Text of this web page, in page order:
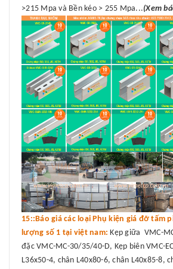
>215 Mpa và Bền kéo > 255 Mpa...(Xem
15::Báo giá các loại Phụ kiện giá đỡ tấm
lượng số 1 tại việt nam:Kẹp giữa VMC-
đặc VMC-MC-30/35/40-D, Kẹp biên VMC-
L36x50-4, chân L40x80-6, chân L40x85-8,